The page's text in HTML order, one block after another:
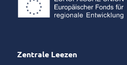
Zentrale Leezen